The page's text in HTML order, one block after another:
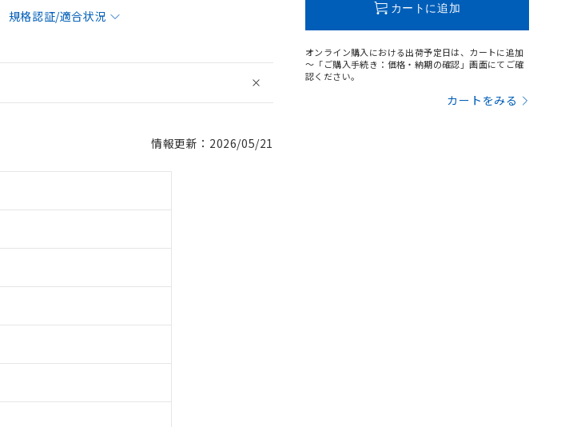
規格認証/適合状況
情報更新：2026/05/21
カートに追加
オンライン購入における出荷予定日は、カートに追加
～「ご購入手続き：価格・納期の確認」画面にてご確
認ください。
カートをみる